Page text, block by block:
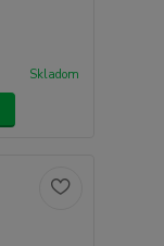
Skladom